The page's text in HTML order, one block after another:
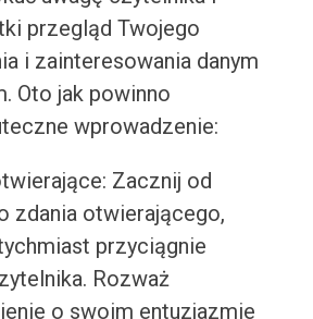
przegląd Twojego
i zainteresowania danym
Oto jak powinno
wprowadzenie:
Zacznij od
zdania otwierającego,
przyciągnie
Rozważ
o swoim entuzjazmie